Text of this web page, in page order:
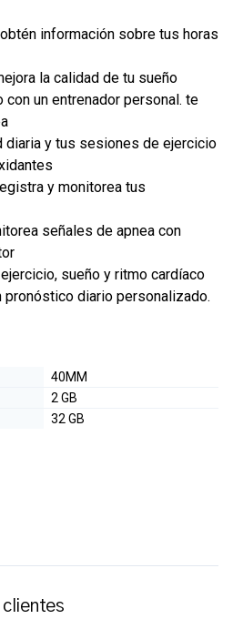
información sobre tus horas
la calidad de tu sueño
con un entrenador personal. te
diaria y tus sesiones de ejercicio
y monitorea tus
señales de apnea con
sueño y ritmo cardíaco
pronóstico diario personalizado.
40MM
2 GB
32 GB
clientes